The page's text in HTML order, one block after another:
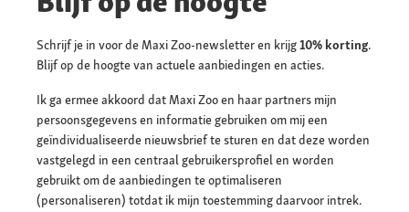
Schrijf je in voor de Maxi Zoo-newsletter en krijg10% korting.
Blijf op de hoogte van actuele aanbiedingen en acties.
Ik ga ermee akkoord dat Maxi Zoo en haar partners mijn
persoonsgegevens en informatie gebruiken om mij een
geïndividualiseerde nieuwsbrief te sturen en dat deze worden
vastgelegd in een centraal gebruikersprofiel en worden
gebruikt om de aanbiedingen te optimaliseren
(personaliseren) totdat ik mijn toestemming daarvoor intrek.